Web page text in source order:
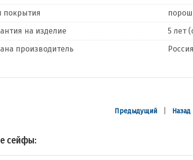
покрытия
на изделие
5 лет
производитель
Россия
Предыдущий| Назад
сейфы: